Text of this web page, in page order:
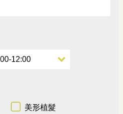
美形植髮